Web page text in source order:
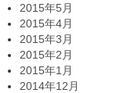
2015年5月
2015年4月
2015年3月
2015年2月
2015年1月
2014年12月